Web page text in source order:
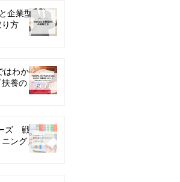
企業型
方
はわか
養の
ズ 戦
ング」